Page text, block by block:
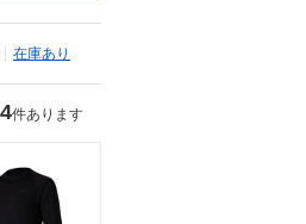
在庫あり
件あります